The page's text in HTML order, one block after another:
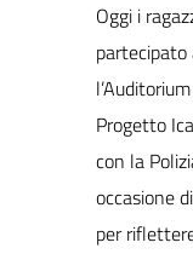
Oggi i
partecipato
Progetto
con la
occasione
per